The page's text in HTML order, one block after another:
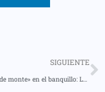
SIGUIENTE
La «carne de monte» en el banquillo: Las consecuencias penales del consumo de fauna silvestre en Ecuador